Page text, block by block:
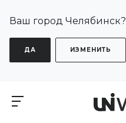
Ваш город Челябинск?
ДА ИЗМЕНИТЬ